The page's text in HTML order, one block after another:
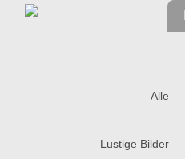
Alle
Lustige Bilder